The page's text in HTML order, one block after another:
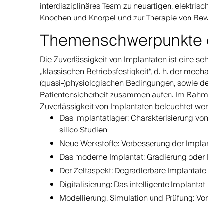
interdisziplinäres Team zu neuartigen,
Knochen und Knorpel und zur Therapie von
Themenschwerpunkte
Die Zuverlässigkeit von Implantaten ist eine
„klassischen Betriebsfestigkeit“, d. h. der
(quasi-)physiologischen Bedingungen, sowie
Patientensicherheit zusammenlaufen. Im
Zuverlässigkeit von Implantaten beleuchtet
Das Implantatlager: Charakterisierung
silico Studien
Neue Werkstoffe: Verbesserung der
Das moderne Implantat: Gradierung
Der Zeitaspekt: Degradierbare Implantate
Digitalisierung: Das intelligente Implantat
Modellierung, Simulation und Prüfung: